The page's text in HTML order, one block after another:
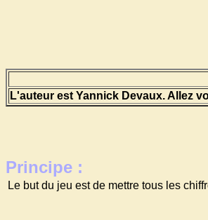
L'auteur est Yannick Devaux. Allez
Principe :
Le but du jeu est de mettre tous les